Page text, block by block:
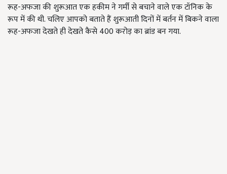
रूह-अफजा की शुरूआत एक हकीम ने गर्मी से बचाने वाले एक टॉनिक के
रूप में की थी. चलिए आपको बताते हैं शुरूआती दिनों में बर्तन में बिकने वाला
रूह-अफजा देखते ही देखते कैसे 400 करोड़ का ब्रांड बन गया.